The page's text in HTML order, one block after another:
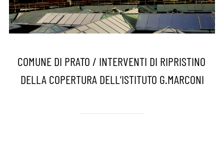
COMUNE DI PRATO / INTERVENTI DI RIPRISTINO
DELLA COPERTURA DELL’ISTITUTO G.MARCONI